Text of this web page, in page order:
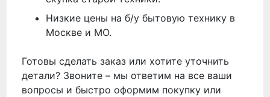
Низкие цены на б/у бытовую технику в
Москве и МО.
Готовы сделать заказ или хотите уточнить
детали? Звоните – мы ответим на все ваши
вопросы и быстро оформим покупку или